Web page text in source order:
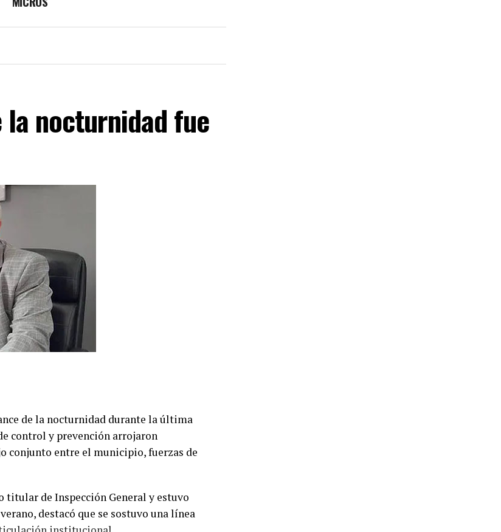
la nocturnidad fue
de la nocturnidad durante la última
control y prevención arrojaron
conjunto entre el municipio, fuerzas de
titular de Inspección General y estuvo
destacó que se sostuvo una línea